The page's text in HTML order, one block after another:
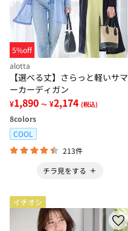
5%off
alotta
【選べる丈】さらっと軽いサマ
ーカーディガン
¥1,890 ～ ¥2,174 (税込)
8colors
COOL
213件
チラ見をする
イチオシ